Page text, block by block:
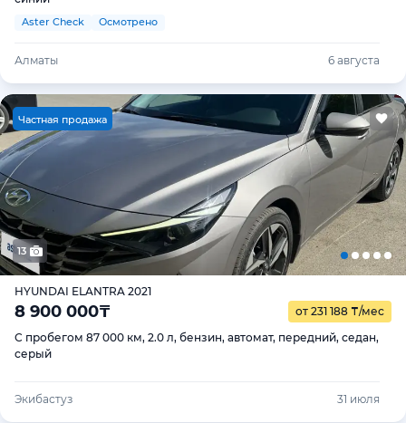
Aster Check Осмотрено
Алматы 6 августа
Частная продажа
13
HYUNDAI ELANTRA 2021
8 900 000₸ от 231 188 ₸/мес
С пробегом 87 000 км, 2.0 л, бензин, автомат, передний, седан,
серый
Экибастуз 31 июля